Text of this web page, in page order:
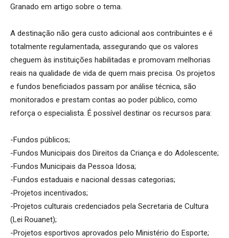
Granado em artigo sobre o tema.
A destinação não gera custo adicional aos contribuintes e é
totalmente regulamentada, assegurando que os valores
cheguem às instituições habilitadas e promovam melhorias
reais na qualidade de vida de quem mais precisa. Os projetos
e fundos beneficiados passam por análise técnica, são
monitorados e prestam contas ao poder público, como
reforça o especialista. É possível destinar os recursos para:
-Fundos públicos;
-Fundos Municipais dos Direitos da Criança e do Adolescente;
-Fundos Municipais da Pessoa Idosa;
-Fundos estaduais e nacional dessas categorias;
-Projetos incentivados;
-Projetos culturais credenciados pela Secretaria de Cultura
(Lei Rouanet);
-Projetos esportivos aprovados pelo Ministério do Esporte;